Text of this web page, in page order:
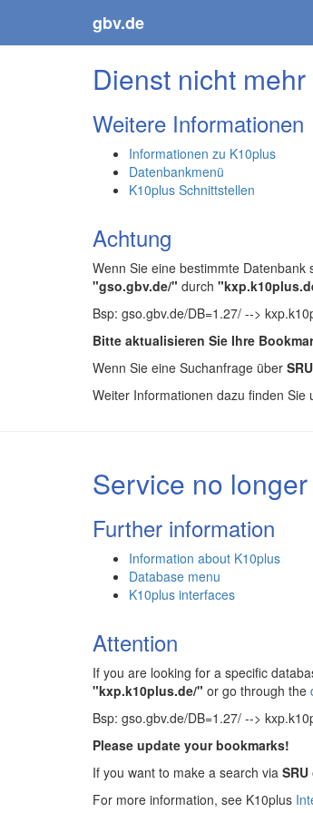
gbv.de
Dienst nicht
Weitere Informationen
Informationen zu K10plus
Datenbankmenü
K10plus Schnittstellen
Achtung
Wenn Sie eine bestimmte
"gso.gbv.de/" durch
Bsp: gso.gbv.de/DB=1.27/ -->
Bitte aktualisieren Sie Ihre
Wenn Sie eine Suchanfrage über SRU
Weiter Informationen dazu finden Sie
Service no
Further information
Information about K10plus
Database menu
K10plus interfaces
Attention
If you are looking for a specific
"kxp.k10plus.de/" or go through the
Bsp: gso.gbv.de/DB=1.27/ -->
Please update your bookmarks!
If you want to make a search via SRU
For more information, see K10plus